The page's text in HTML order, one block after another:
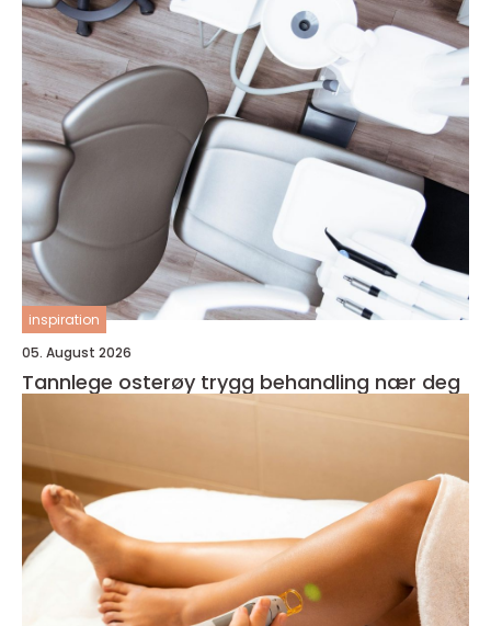
inspiration
05. August 2026
Tannlege osterøy trygg behandling nær deg